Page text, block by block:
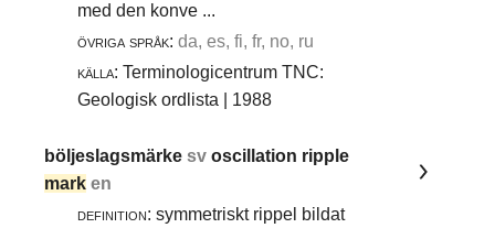
med den konve ...
övriga språk: da, es, fi, fr, no, ru
källa: Terminologicentrum TNC:
Geologisk ordlista | 1988
böljeslagsmärkesvoscillation ripple
mark en
definition: symmetriskt rippel bildat